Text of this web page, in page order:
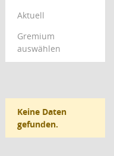
Aktuell
Gremium
auswählen
Keine Daten
gefunden.